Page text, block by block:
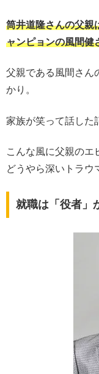
筒井道隆さんの父親
ャンピョンの風間健
父親である風間さん
かり。
家族が笑って話し
こんな風に父親のエ
どうやら深いトラウ
就職は「役者」